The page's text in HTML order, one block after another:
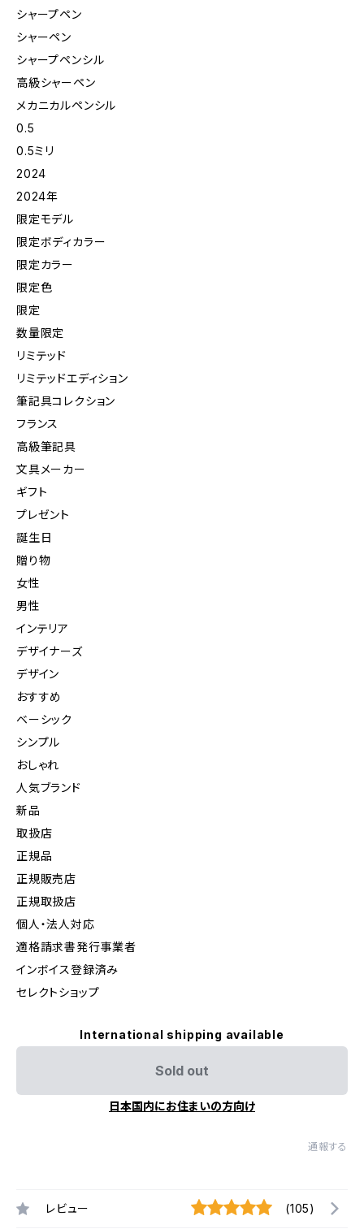
シャープペン
シャーペン
シャープペンシル
高級シャーペン
メカニカルペンシル
0.5
0.5ミリ
2024
2024年
限定モデル
限定ボディカラー
限定カラー
限定色
限定
数量限定
リミテッド
リミテッドエディション
筆記具コレクション
フランス
高級筆記具
文具メーカー
ギフト
プレゼント
誕生日
贈り物
女性
男性
インテリア
デザイナーズ
デザイン
おすすめ
ベーシック
シンプル
おしゃれ
人気ブランド
新品
取扱店
正規品
正規販売店
正規取扱店
個人・法人対応
適格請求書発行事業者
インボイス登録済み
セレクトショップ
International shipping available
Sold out
日本国内にお住まいの方向け
通報する
レビュー (105)